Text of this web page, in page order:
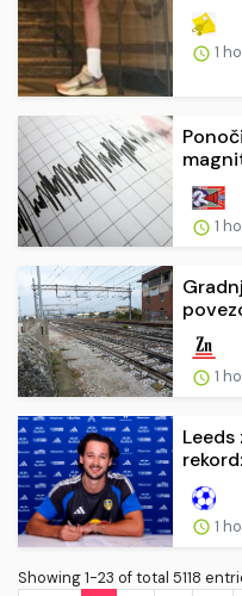
1
1
1
1
Showing 1-23 of total 5118